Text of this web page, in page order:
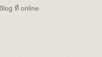
ที่ online